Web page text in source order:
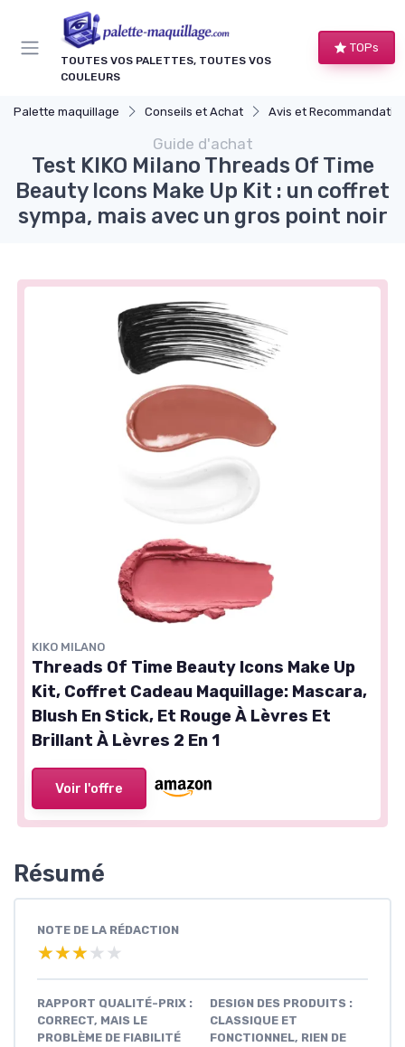
TOUTES VOS PALETTES, TOUTES VOS
COULEURS
TOPs
Palette maquillage Conseils et Achat Avis et Recommandations de
Guide d'achat
Test KIKO Milano Threads Of Time
Beauty Icons Make Up Kit : un coffret
sympa, mais avec un gros point noir
KIKO MILANO
Threads Of Time Beauty Icons Make Up
Kit, Coffret Cadeau Maquillage: Mascara,
Blush En Stick, Et Rouge À Lèvres Et
Brillant À Lèvres 2 En 1
Voir l'offre
Résumé
NOTE DE LA RÉDACTION
★★★★★
★★★★★
RAPPORT QUALITÉ-PRIX :
CORRECT, MAIS LE
PROBLÈME DE FIABILITÉ
DESIGN DES PRODUITS :
CLASSIQUE ET
FONCTIONNEL, RIEN DE
Panneau de gestion des cookies